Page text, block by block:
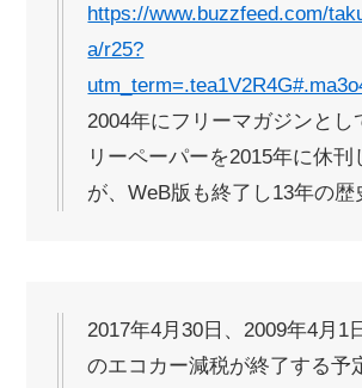
https://www.buzzfeed.com/
a/r25?
2004年にフリーマガジンとし
リーペーパーを2015年に休刊
が、WeB版も終了し13年の歴
2017年4月30日、2009年4月1
のエコカー減税が終了する予